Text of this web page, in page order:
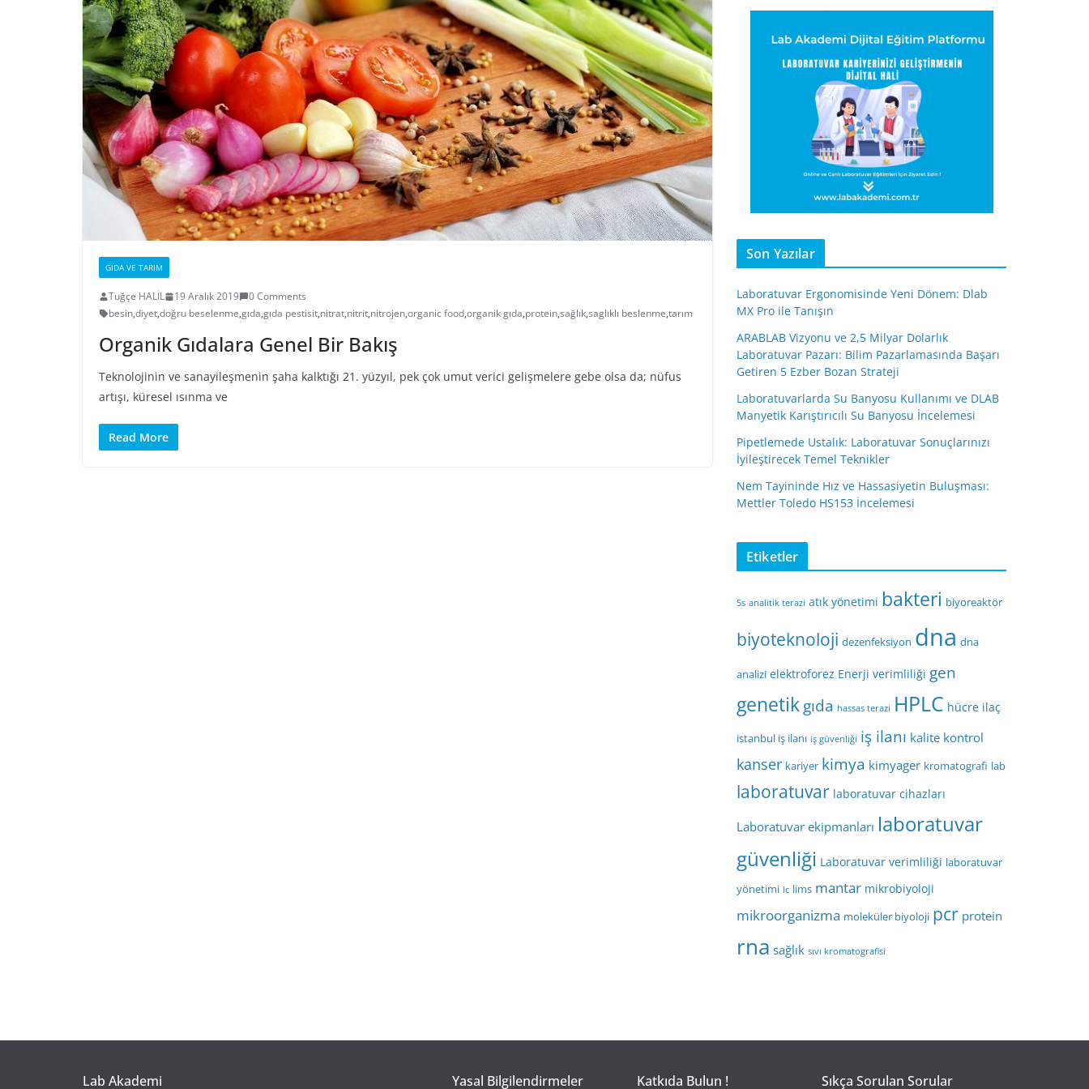
GIDA VE TARIM
Tuğçe HALİL 19 Aralık 2019
0 Comments
besin,diyet,doğru beselenme,gıda,gıda pestisit,nitrat,nitrit,nitrojen,organic food,organik gıda,protein,sağlık,saglıklı beslenme,tarım
Organik Gıdalara Genel Bir Bakış
Teknolojinin ve sanayileşmenin şaha kalktığı 21. yüzyıl, pek çok umut verici gelişmelere gebe olsa da; nüfus
artışı, küresel ısınma ve
Read More
Son Yazılar
Laboratuvar Ergonomisinde Yeni Dönem: Dlab
MX Pro ile Tanışın
ARABLAB Vizyonu ve 2,5 Milyar Dolarlık
Laboratuvar Pazarı: Bilim Pazarlamasında Başarı
Getiren 5 Ezber Bozan Strateji
Laboratuvarlarda Su Banyosu Kullanımı ve DLAB
Manyetik Karıştırıcılı Su Banyosu İncelemesi
Pipetlemede Ustalık: Laboratuvar Sonuçlarınızı
İyileştirecek Temel Teknikler
Nem Tayininde Hız ve Hassasiyetin Buluşması:
Mettler Toledo HS153 İncelemesi
Etiketler
5s analitik terazi atık yönetimi bakteri biyoreaktör
biyoteknoloji dezenfeksiyon dna dna
analizi elektroforez Enerji verimliliği gen
genetikgıda hassas terazi HPLC hücre ilaç
istanbul iş ilanı iş güvenliği iş ilanı kalite kontrol
kanser kariyer kimya kimyager kromatografi lab
laboratuvar laboratuvar cihazları
Laboratuvar ekipmanları laboratuvar
güvenliği Laboratuvar verimliliği laboratuvar
yönetimi lc lims mantar mikrobiyoloji
mikroorganizma moleküler biyoloji pcr protein
rna sağlık sıvı kromatografisi
Lab Akademi Yasal Bilgilendirmeler Katkıda Bulun ! Sıkça Sorulan Sorular